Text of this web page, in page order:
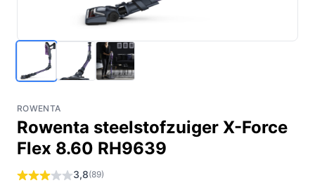
ROWENTA
Rowenta steelstofzuiger X-Force
Flex 8.60 RH9639
3,8(89)